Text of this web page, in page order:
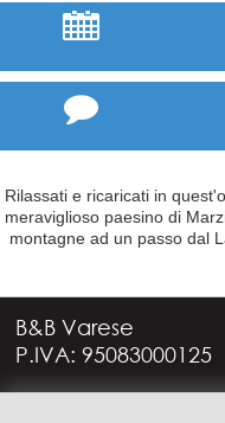
;

Rilassati e ricaricati in
meraviglioso paesino di
montagne ad un passo dal
B&B Varese
P.IVA: 95083000125